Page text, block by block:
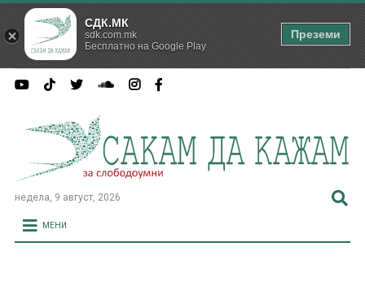
недела, 9 август, 2026
МЕНИ
СДК.МК
sdk.com.mk
Бесплатно на Google Play
Преземи